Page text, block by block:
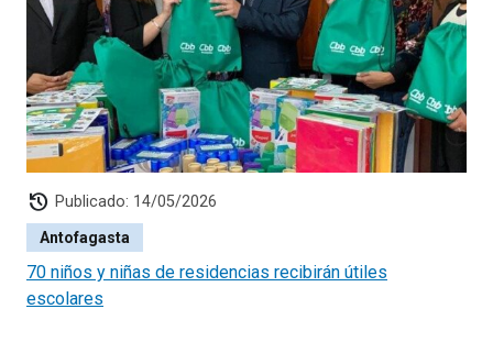
history Publicado: 14/05/2026
Antofagasta
70 niños y niñas de residencias recibirán útiles
escolares